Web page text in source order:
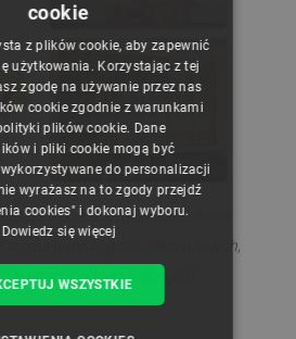
się podczas tworzenia naklejek
produktowych, grafik dekoracyjnych,
czy projektów brandingowych.
CZECH
ENGLISH
GERMAN
cookie
z plików cookie, aby zapewnić
użytkowania. Korzystając z tej
zgodę na używanie przez nas
cookie zgodnie z warunkami
plików cookie. Dane
i pliki cookie mogą być
do personalizacji
wyrażasz na to zgody przejdź
cookies" i dokonaj wyboru.
Dowiedz się więcej
WSZYSTKIE